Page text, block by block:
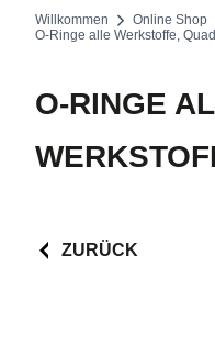
Willkommen Online Shop
O-Ringe alle Werkstoffe,
O-RINGE
ZURÜCK